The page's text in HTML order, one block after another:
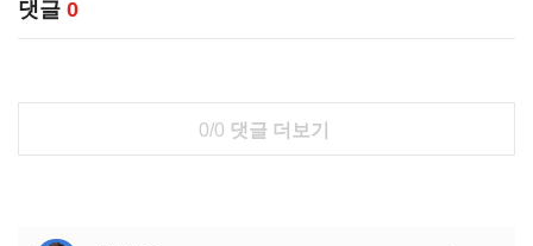
댓글 0
0/0 댓글 더보기